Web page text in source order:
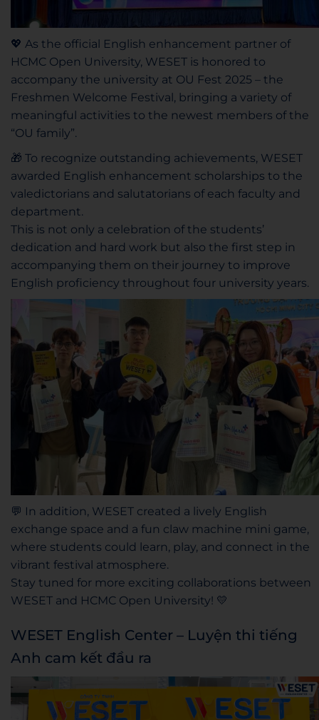
💖 As the official English enhancement partner of
HCMC Open University, WESET is honored to
accompany the university at OU Fest 2025 – the
Freshmen Welcome Festival, bringing a variety of
meaningful activities to the newest members of the
“OU family”.
🎁 To recognize outstanding achievements, WESET
awarded English enhancement scholarships to the
valedictorians and salutatorians of each faculty and
department.
This is not only a celebration of the students’
dedication and hard work but also the first step in
accompanying them on their journey to improve
English proficiency throughout four university years.
💬 In addition, WESET created a lively English
exchange space and a fun claw machine mini game,
where students could learn, play, and connect in the
vibrant festival atmosphere.
Stay tuned for more exciting collaborations between
WESET and HCMC Open University! 💛
WESET English Center – Luyện thi tiếng
Anh cam kết đầu ra